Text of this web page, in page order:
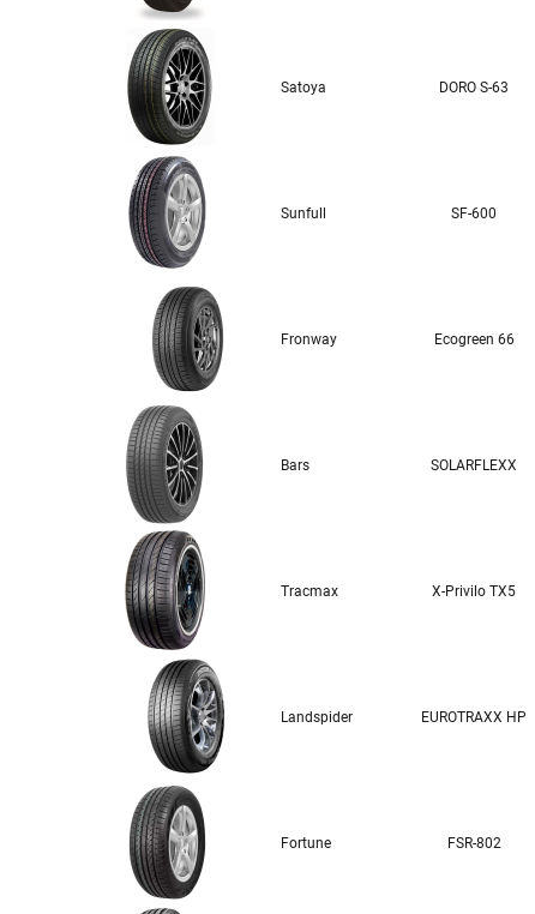
Satoya DORO S-63
Sunfull SF-600
Fronway Ecogreen 66
Bars SOLARFLEXX
Tracmax X-Privilo TX5
Landspider EUROTRAXX HP
Fortune FSR-802